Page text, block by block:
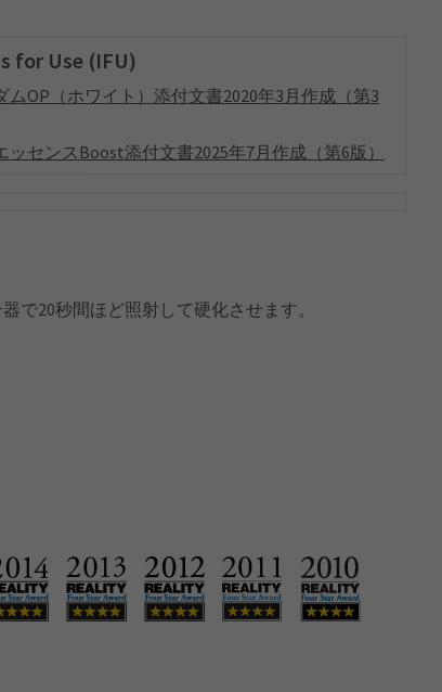
for Use (IFU)
ムOP（ホワイト）添付文書2020年3月作成（第3
ッセンスBoost添付文書2025年7月作成（第6版）
で20秒間ほど照射して硬化させます。